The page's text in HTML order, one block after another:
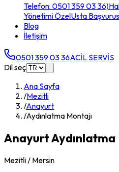
Telefon: 0501 359 03 36)
Yönetimi ÖzelUsta
Blog
İletişim
0501 359 03 36ACİL SERVİS
Dil seç
Ana Sayfa
/Mezitli
/Anayurt
/Aydınlatma Montajı
AnayurtAydınlatma
Mezitli / Mersin